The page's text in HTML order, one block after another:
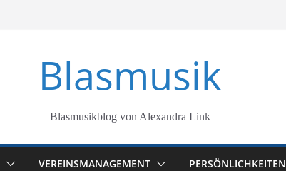
Blasmusik
Blasmusikblog von Alexandra Link
VEREINSMANAGEMENT PERSÖNLICHKEITEN